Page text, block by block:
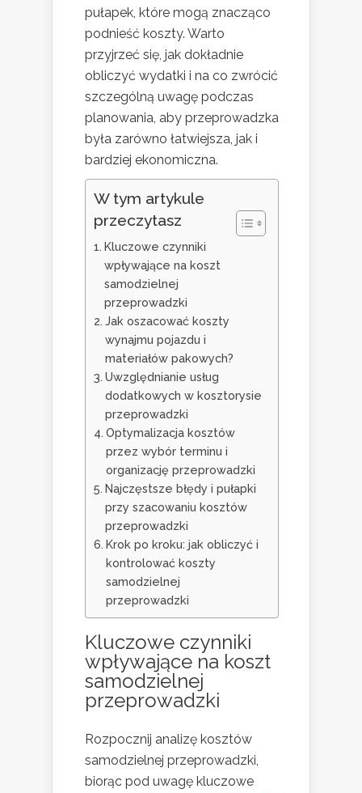
pułapek, które mogą znacząco
podnieść koszty. Warto
przyjrzeć się, jak dokładnie
obliczyć wydatki i na co zwrócić
szczególną uwagę podczas
planowania, aby przeprowadzka
była zarówno łatwiejsza, jak i
bardziej ekonomiczna.
W tym artykule
przeczytasz
Kluczowe czynniki
wpływające na koszt
samodzielnej
przeprowadzki
Jak oszacować koszty
wynajmu pojazdu i
materiałów pakowych?
Uwzględnianie usług
dodatkowych w kosztorysie
przeprowadzki
Optymalizacja kosztów
przez wybór terminu i
organizację przeprowadzki
Najczęstsze błędy i pułapki
przy szacowaniu kosztów
przeprowadzki
Krok po kroku: jak obliczyć i
kontrolować koszty
samodzielnej
przeprowadzki
Kluczowe czynniki
wpływające na koszt
samodzielnej
przeprowadzki
Rozpocznij analizę kosztów
samodzielnej przeprowadzki,
biorąc pod uwagę kluczowe